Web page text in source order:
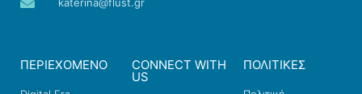
ΠΕΡΙΕΧΟΜΕΝΟ CONNECT WITH
US
ΠΟΛΙΤΙΚΕΣ